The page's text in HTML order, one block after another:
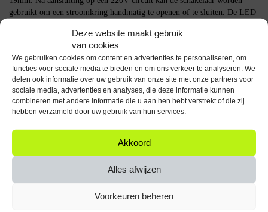
Deze website maakt gebruik
van cookies
We gebruiken cookies om content en advertenties te personaliseren, om
functies voor sociale media te bieden en om ons verkeer te analyseren. We
delen ook informatie over uw gebruik van onze site met onze partners voor
sociale media, advertenties en analyses, die deze informatie kunnen
combineren met andere informatie die u aan hen hebt verstrekt of die zij
hebben verzameld door uw gebruik van hun services.
Akkoord
Alles afwijzen
Voorkeuren beheren
gebruikt om een stroomkring handmatig te openen of te sluiten. De LED
Producttype: Drukschakelaar ON-OFF
Aansluiting: 220V
Formaat: 19mm diameter
Materiaal: Metaal
LED ring: Rood
Deze drukschakelaar is geschikt voor het handmatig schakelen van 220V